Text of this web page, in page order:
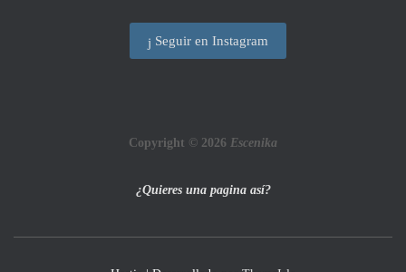
Seguir en Instagram
Copyright © 2026 Escenika
¿Quieres una pagina así?